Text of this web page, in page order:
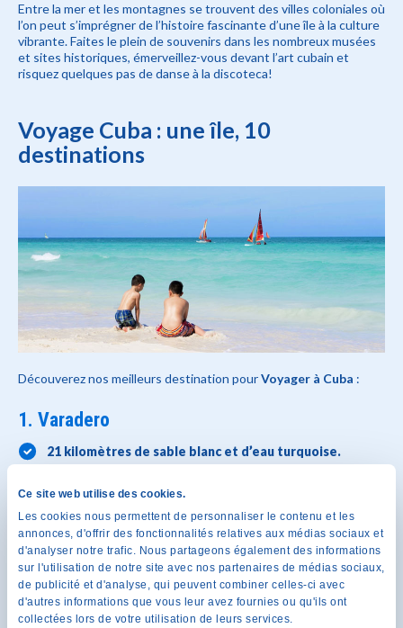
Ce site web utilise des cookies.
Les cookies nous permettent de personnaliser le contenu et les
annonces, d'offrir des fonctionnalités relatives aux médias sociaux et
d'analyser notre trafic. Nous partageons également des informations
sur l'utilisation de notre site avec nos partenaires de médias sociaux,
de publicité et d'analyse, qui peuvent combiner celles-ci avec
d'autres informations que vous leur avez fournies ou qu'ils ont
collectées lors de votre utilisation de leurs services.
Entre la mer et les montagnes se trouvent des villes coloniales où
l’on peut s’imprégner de l’histoire fascinante d’une île à la culture
vibrante. Faites le plein de souvenirs dans les nombreux musées
et sites historiques, émerveillez-vous devant l’art cubain et
risquez quelques pas de danse à la discoteca!
Voyage Cuba : une île, 10
destinations
Découverez nos meilleurs destination pourVoyager à Cuba :
1. Varadero
21 kilomètres de sable blanc et d’eau turquoise.
Une vie nocturne exaltante.
Véritable paradis caribéen, la péninsule de
Varadero à Cuba
offre plus de 21 kilomètres de plages de sable blanc et d’eau
turquoise. D’un bout à l’autre de la planète, on s’entend pour dire
que ce sont là les plus belles plages au monde. Les amoureux de
la mer peuvent aller à la rencontre de l’océan Atlantique lors
d’une balade en catamaran, d’une excursion de pêche en haute
mer ou encore de plongée sous-marine dans la région de Jibacoa.